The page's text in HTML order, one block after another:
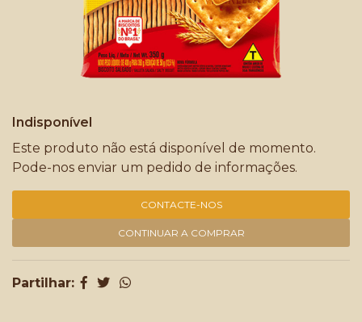
Indisponível
Este produto não está disponível de momento.
Pode-nos enviar um pedido de informações.
CONTACTE-NOS
CONTINUAR A COMPRAR
Partilhar: